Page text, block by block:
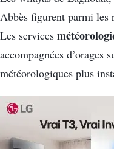
Abbès figurent parmi les
Les services
accompagnées d’orages
météorologiques plus